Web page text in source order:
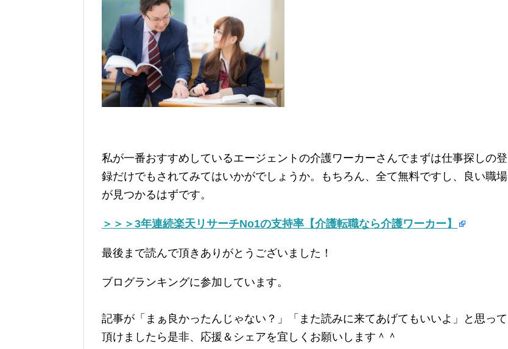
私が一番おすすめしているエージェントの介護ワーカーさんでまずは仕事探しの登
録だけでもされてみてはいかがでしょうか。もちろん、全て無料ですし、良い職場
が見つかるはずです。
＞＞＞3年連続楽天リサーチNo1の支持率【介護転職なら介護ワーカー】
最後まで読んで頂きありがとうございました！
ブログランキングに参加しています。
記事が「まぁ良かったんじゃない？」「また読みに来てあげてもいいよ」と思って
頂けましたら是非、応援＆シェアを宜しくお願いします＾＾